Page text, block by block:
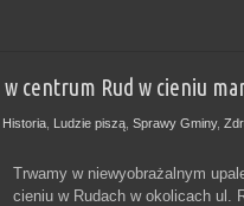
w centrum Rud w cieniu
Historia, Ludzie piszą, Sprawy Gminy,
Trwamy w niewyobrażalnym
cieniu w Rudach w okolicach ul.